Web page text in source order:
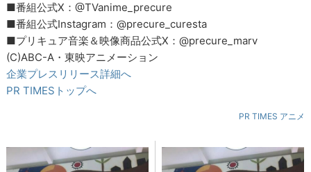
■番組公式X：@TVanime_precure
■番組公式Instagram：@precure_curesta
■プリキュア音楽＆映像商品公式X：@precure_marv
(C)ABC-A・東映アニメーション
企業プレスリリース詳細へ
PR TIMESトップへ
PR TIMES アニメ